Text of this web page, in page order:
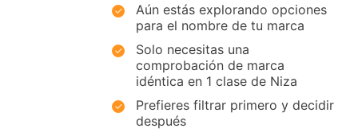
Aún estás explorando opciones
para el nombre de tu marca
Solo necesitas una
comprobación de marca
idéntica en 1 clase de Niza
Prefieres filtrar primero y decidir
después